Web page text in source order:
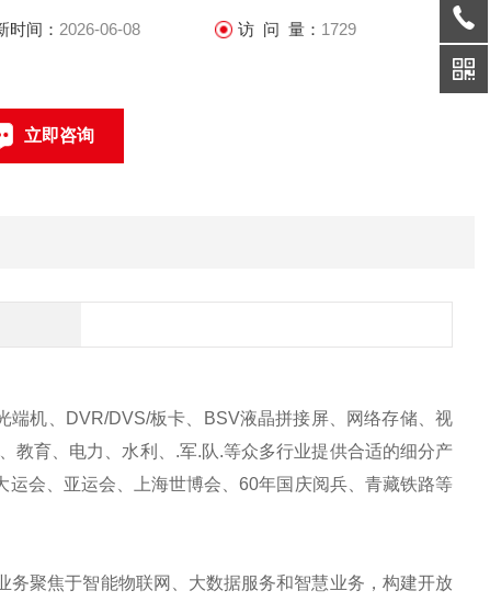
时间： 2026-06-08 访 问 量： 1729
立即咨询
机、DVR/DVS/板卡、BSV液晶拼接屏、网络存储、视
教育、电力、水利、.军.队.等众多行业提供合适的细分产
会、亚运会、上海世博会、60年国庆阅兵、青藏铁路等
聚焦于智能物联网、大数据服务和智慧业务，构建开放